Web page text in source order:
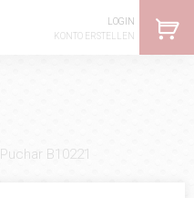
LOGIN
KONTO ERSTELLEN
Puchar B10221